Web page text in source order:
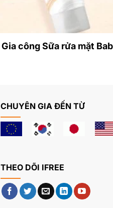
Gia công Sữa rửa mặt
CHUYÊN GIA ĐẾN TỪ
THEO DÕI IFREE